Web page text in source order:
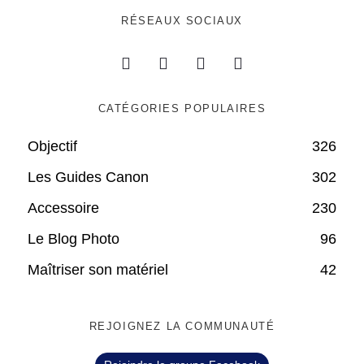
RÉSEAUX SOCIAUX
CATÉGORIES POPULAIRES
Objectif
326
Les Guides Canon
302
Accessoire
230
Le Blog Photo
96
Maîtriser son matériel
42
REJOIGNEZ LA COMMUNAUTÉ